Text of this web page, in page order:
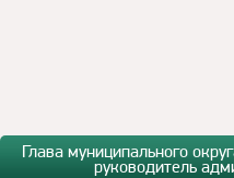
Глава муниципального
руководитель